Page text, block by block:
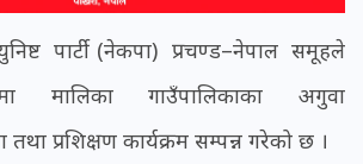
पार्टी (नेकपा) प्रचण्ड–नेपाल समूहले
मालिका गाउँपालिकाका अगुवा
तथा प्रशिक्षण कार्यक्रम सम्पन्न गरेको छ ।